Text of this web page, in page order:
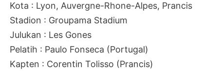
Kota : Lyon, Auvergne-Rhone-Alpes, Prancis
Stadion : Groupama Stadium
Julukan : Les Gones
Pelatih : Paulo Fonseca (Portugal)
Kapten : Corentin Tolisso (Prancis)